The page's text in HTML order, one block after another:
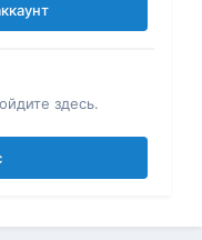
здесь.